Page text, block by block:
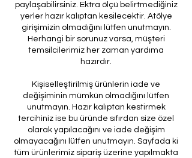
paylaşabilirsiniz. Ektra ölçü belirtmediğiniz
yerler hazır kalıptan kesilecektir. Atölye
girişimizin olmadığını lütfen unutmayın.
Herhangi bir sorunuz varsa, müşteri
temsilcilerimiz her zaman yardıma
hazırdır.
Kişiselleştirilmiş ürünlerin iade ve
değişiminin mümkün olmadığını lütfen
unutmayın. Hazır kalıptan kestirmek
tercihiniz ise bu üründe sıfırdan size özel
olarak yapılacağını ve iade değişim
olmayacağını lütfen unutmayın. Sayfada ki
tüm ürünlerimiz sipariş üzerine yapılmakta